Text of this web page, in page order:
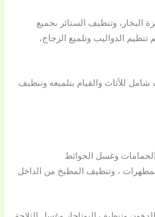
البخار، وتنظيف الستائر بجميع
تنظيم الدواليب وتلميع الزجاج،
للأثاث والقيام بتلميعه وتنظيف
وغسل الحوائط
، وتنظيف المطبخ من الداخل